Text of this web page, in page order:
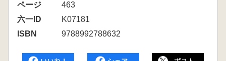
ページ
463
六一ID
K07181
ISBN
9788992788632